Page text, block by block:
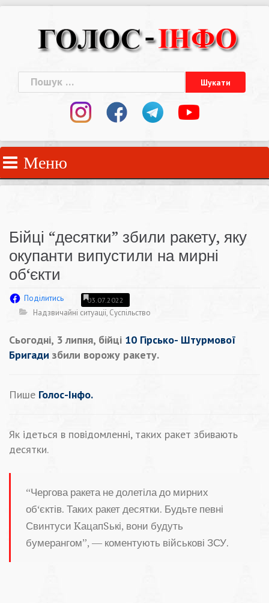
Пошук:
Меню
Бійці “десятки” збили ракету, яку
окупанти випустили на мирні
об‘єкти
Поділитись 03.07.2022
Надзвичайні ситуації, Суспільство
Сьогодні, 3 липня, бійці 10 Гірсько- Штурмової
Бригади збили ворожу ракету.
Пише Голос-Інфо.
Як ідеться в повідомленні, таких ракет збивають
десятки.
“Чергова ракета не долетіла до мирних
об‘єктів. Таких ракет десятки. Будьте певні
Свинтуси KацапSькі, вони будуть
бумерангом”, — коментують військові ЗСУ.